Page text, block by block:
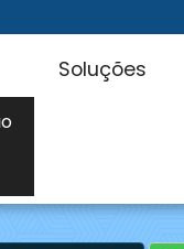
Soluções